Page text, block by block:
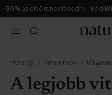
-30% az első rendelésedre – kód
Honlap Vitaminok
A legjobb